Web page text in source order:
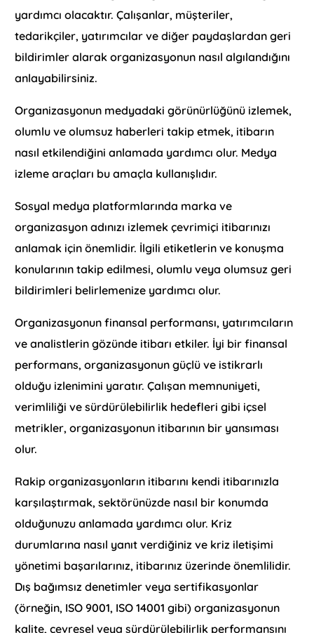
yardımcı olacaktır. Çalışanlar, müşteriler,
tedarikçiler, yatırımcılar ve diğer paydaşlardan geri
bildirimler alarak organizasyonun nasıl algılandığını
anlayabilirsiniz.
Organizasyonun medyadaki görünürlüğünü izlemek,
olumlu ve olumsuz haberleri takip etmek, itibarın
nasıl etkilendiğini anlamada yardımcı olur. Medya
izleme araçları bu amaçla kullanışlıdır.
Sosyal medya platformlarında marka ve
organizasyon adınızı izlemek çevrimiçi itibarınızı
anlamak için önemlidir. İlgili etiketlerin ve konuşma
konularının takip edilmesi, olumlu veya olumsuz geri
bildirimleri belirlemenize yardımcı olur.
Organizasyonun finansal performansı, yatırımcıların
ve analistlerin gözünde itibarı etkiler. İyi bir finansal
performans, organizasyonun güçlü ve istikrarlı
olduğu izlenimini yaratır. Çalışan memnuniyeti,
verimliliği ve sürdürülebilirlik hedefleri gibi içsel
metrikler, organizasyonun itibarının bir yansıması
olur.
Rakip organizasyonların itibarını kendi itibarınızla
karşılaştırmak, sektörünüzde nasıl bir konumda
olduğunuzu anlamada yardımcı olur. Kriz
durumlarına nasıl yanıt verdiğiniz ve kriz iletişimi
yönetimi başarılarınız, itibarınız üzerinde önemlilidir.
Dış bağımsız denetimler veya sertifikasyonlar
(örneğin, ISO 9001, ISO 14001 gibi) organizasyonun
kalite, çevresel veya sürdürülebilirlik performansını